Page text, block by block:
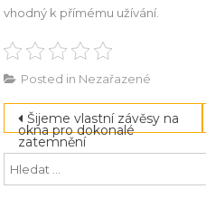
vhodný k přímému užívání.
Posted in Nezařazené
Navigace
pro
příspěvek
Šijeme vlastní závěsy na
okna pro dokonalé
zatemnění